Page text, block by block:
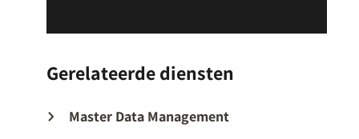
Gerelateerde diensten
Master Data Management